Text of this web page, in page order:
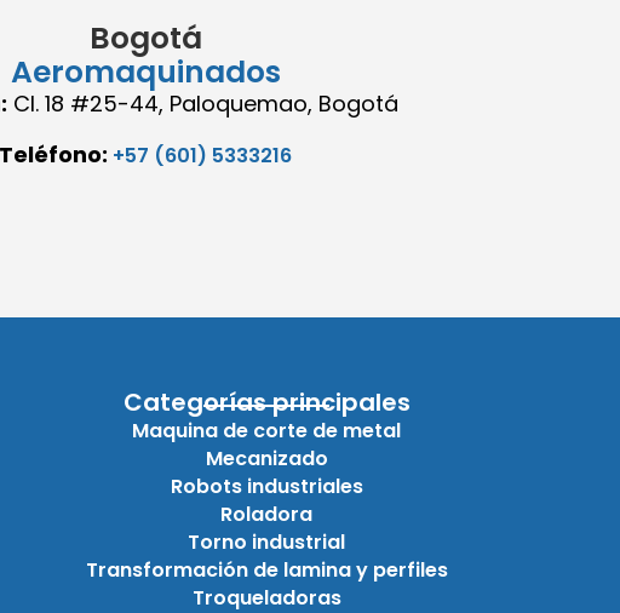
Bogotá
Aeromaquinados
Cl. 18 #25-44, Paloquemao, Bogotá
Teléfono: +57 (601) 5333216
Categorías principales
Maquina de corte de metal
Mecanizado
Robots industriales
Roladora
Torno industrial
Transformación de lamina y perfiles
Troqueladoras